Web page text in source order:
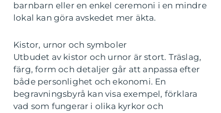
barnbarn eller en enkel ceremoni i en mindre
lokal kan göra avskedet mer äkta.
Kistor, urnor och symboler
Utbudet av kistor och urnor är stort. Träslag,
färg, form och detaljer går att anpassa efter
både personlighet och ekonomi. En
begravningsbyrå kan visa exempel, förklara
vad som fungerar i olika kyrkor och